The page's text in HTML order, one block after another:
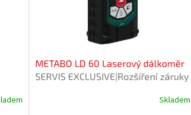
METABO LD 60 Laserový dálkoměr
SERVIS EXCLUSIVE|Rozšíření záruky
Skladem